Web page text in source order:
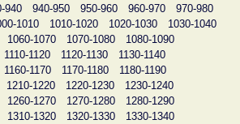
940 940-950 950-960 960-970
970-980
1010 1010-1020 1020-1030
1030-1040
1060-1070 1070-1080
1080-1090
1110-1120 1120-1130
1130-1140
1160-1170 1170-1180
1180-1190
1210-1220 1220-1230
1230-1240
1260-1270 1270-1280
1280-1290
1310-1320 1320-1330
1330-1340